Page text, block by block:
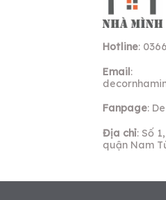
Hotline:
Email:
Fanpage:
Địa chỉ: Số
quận Nam